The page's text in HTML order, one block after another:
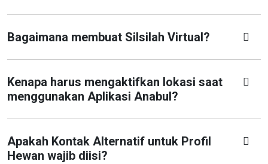
Bagaimana membuat Silsilah Virtual?
Kenapa harus mengaktifkan lokasi saat
menggunakan Aplikasi Anabul?
Apakah Kontak Alternatif untuk Profil
Hewan wajib diisi?